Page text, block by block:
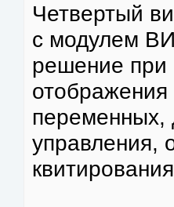
Четвертый
с модулем
решение при
переменных,
управления,